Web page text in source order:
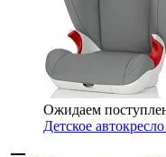
Ожидаем
Детское